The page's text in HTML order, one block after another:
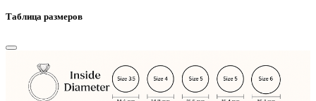
Таблица размеров